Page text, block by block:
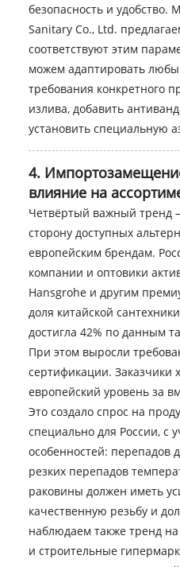
безопасность и удобство.
Sanitary Co., Ltd.
соответствуют этим
можем адаптировать
требования конкретного
излива, добавить
установить специальную
4.
влияние на
Четвёртый важный тренд
сторону доступных
европейским брендам.
компании и оптовики
Hansgrohe и другим
доля китайской
достигла 42% по данным
При этом выросли
сертификации. Заказчики
европейский уровень за
Это создало спрос на
специально для России, с
особенностей: перепадов
резких перепадов
раковины должен иметь
качественную резьбу и
наблюдаем также тренд
и строительные